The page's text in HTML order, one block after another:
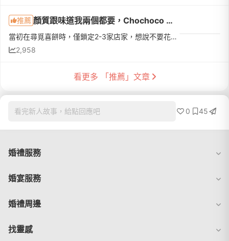
推薦 顏質跟味道我兩個都要，Chochoco Wedding法式喜餅推薦!!
當初在尋覓喜餅時，僅鎖定2-3家店家，想說不要花太多時間跟心力在此，所以挑選的原則是，1.喜餅要好吃 2.禮盒、提袋包裝要美 3.價錢要平易近人(結婚好燒錢錢啊~~)，眾觀以上，傳統的喜餅就不在我的挑選範圍(雖然便宜...
2,958
看更多 「推薦」文章
看完新人故事，給點回應吧 0 45
婚禮服務
婚宴服務
婚禮周邊
找靈感